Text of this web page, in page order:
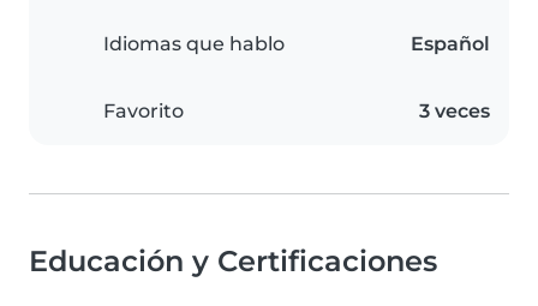
Idiomas que hablo Español
Favorito 3 veces
Educación y Certificaciones